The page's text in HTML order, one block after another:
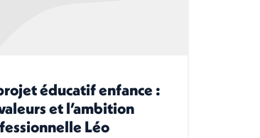
éducatif enfance :
et l’ambition
Léo